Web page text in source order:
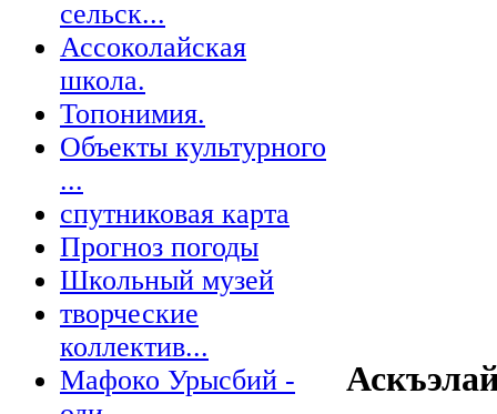
сельск...
Ассоколайская
школа.
Топонимия.
Объекты культурного
...
спутниковая карта
Прогноз погоды
Школьный музей
творческие
коллектив...
Мафоко Урысбий -